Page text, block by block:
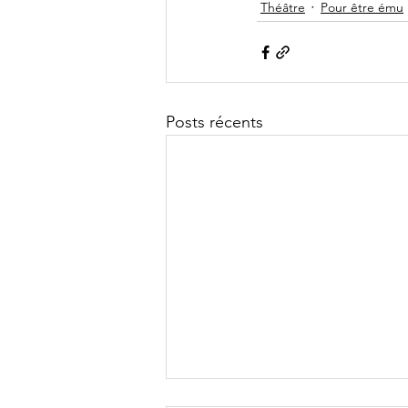
Théâtre Pour être ému
Posts récents